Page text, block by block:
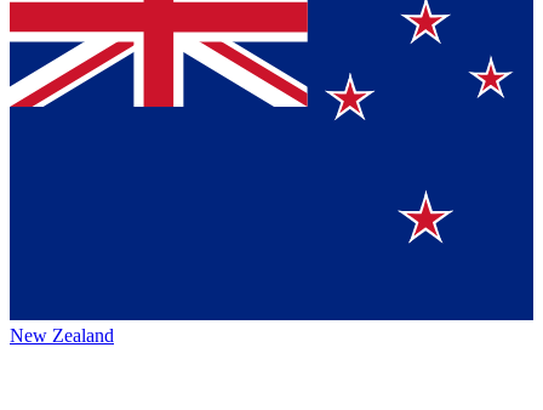
New Zealand